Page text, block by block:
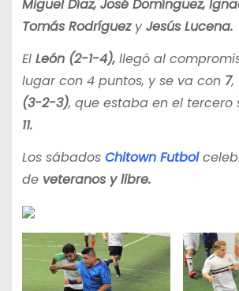
Miguel Díaz, José Domínguez,
Tomás RodríguezyJesús Lucena.
ElLeón (2-1-4),llegó al
lugar con 4 puntos, y se va con 7,
(3-2-3), que estaba en el tercero
11.
Los sábados Chitown Futbol
de veteranos y libre.